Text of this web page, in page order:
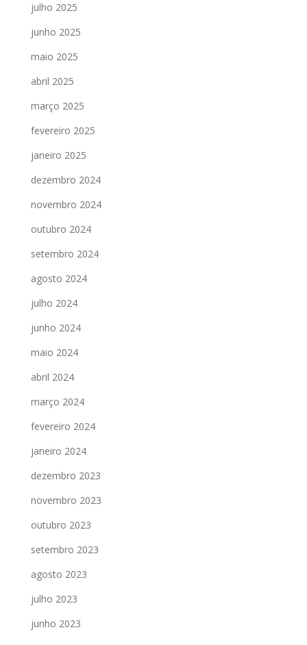
julho 2025
junho 2025
maio 2025
abril 2025
março 2025
fevereiro 2025
janeiro 2025
dezembro 2024
novembro 2024
outubro 2024
setembro 2024
agosto 2024
julho 2024
junho 2024
maio 2024
abril 2024
março 2024
fevereiro 2024
janeiro 2024
dezembro 2023
novembro 2023
outubro 2023
setembro 2023
agosto 2023
julho 2023
junho 2023